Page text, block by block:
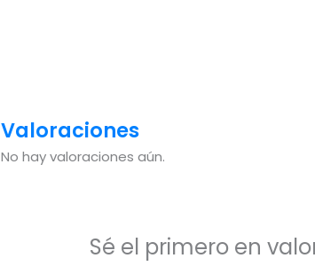
Valoraciones
No hay valoraciones aún.
Sé el primero en